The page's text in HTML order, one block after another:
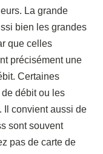
La grande
bien les grandes
que celles
précisément une
Certaines
débit ou les
Il convient aussi de
sont souvent
pas de carte de